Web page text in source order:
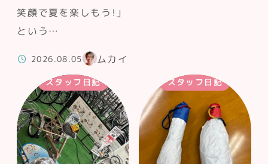
笑顔で夏を楽しもう！」
という…
2026.08.05 ムカイ
スタッフ日記 スタッフ日記